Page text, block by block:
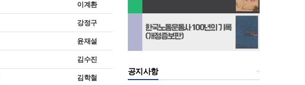
이계환
강정구
윤재설
김수진
김학철
+
공지사항